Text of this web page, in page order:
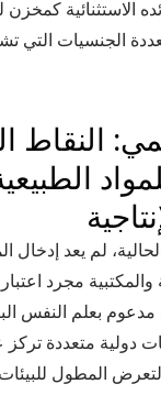
الاستثنائية كمخزن
الجنسيات التي
النقاط
لم يعد إدخال
مجرد
بعلم النفس
دولية متعددة
المطول